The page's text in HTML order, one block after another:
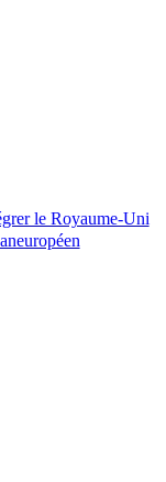
le Royaume-Uni